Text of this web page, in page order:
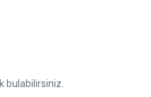
bulabilirsiniz.